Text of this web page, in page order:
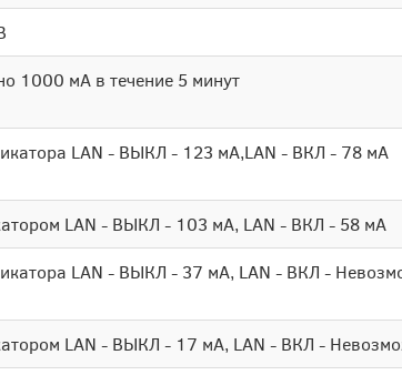
1000 мА в течение 5 минут
LAN - ВЫКЛ - 123 мА,LAN - ВКЛ - 78 мА
LAN - ВЫКЛ - 103 мА, LAN - ВКЛ - 58 мА
LAN - ВЫКЛ - 37 мА, LAN - ВКЛ -
LAN - ВЫКЛ - 17 мА, LAN - ВКЛ -